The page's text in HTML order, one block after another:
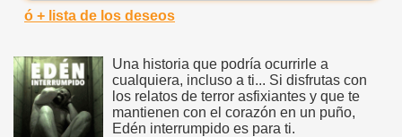
ó + lista de los deseos
Una historia que podría ocurrirle a
cualquiera, incluso a ti... Si disfrutas con
los relatos de terror asfixiantes y que te
mantienen con el corazón en un puño,
Edén interrumpido es para ti.